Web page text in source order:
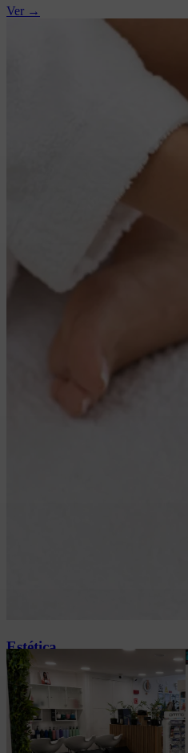
Ver →
Estética
Limpeza de pele e depilação
Ver →